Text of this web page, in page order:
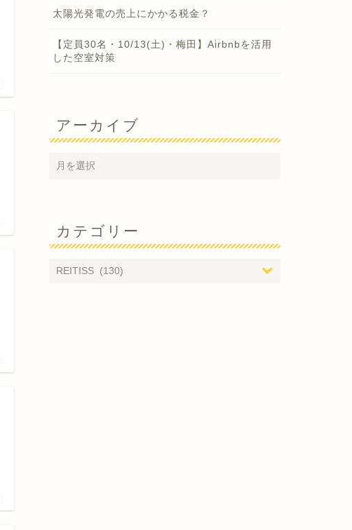
太陽光発電の売上にかかる税金？
【定員30名・10/13(土)・梅田】Airbnbを活用
した空室対策
アーカイブ
カテゴリー